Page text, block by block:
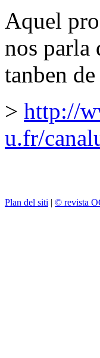
Aquel
nos parla
tanben
> http://
u.fr/
Plan del siti | © revista